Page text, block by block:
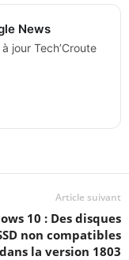
News
jour Tech’Croute
Article suivant
10 : Des disques
non compatibles
dans la version 1803